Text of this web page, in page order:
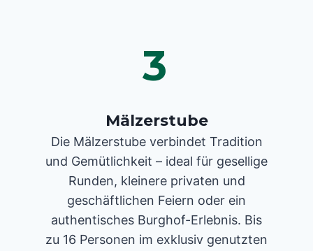
3
Mälzerstube
Die Mälzerstube verbindet Tradition
und Gemütlichkeit – ideal für gesellige
Runden, kleinere privaten und
geschäftlichen Feiern oder ein
authentisches Burghof-Erlebnis. Bis
zu 16 Personen im exklusiv genutzten